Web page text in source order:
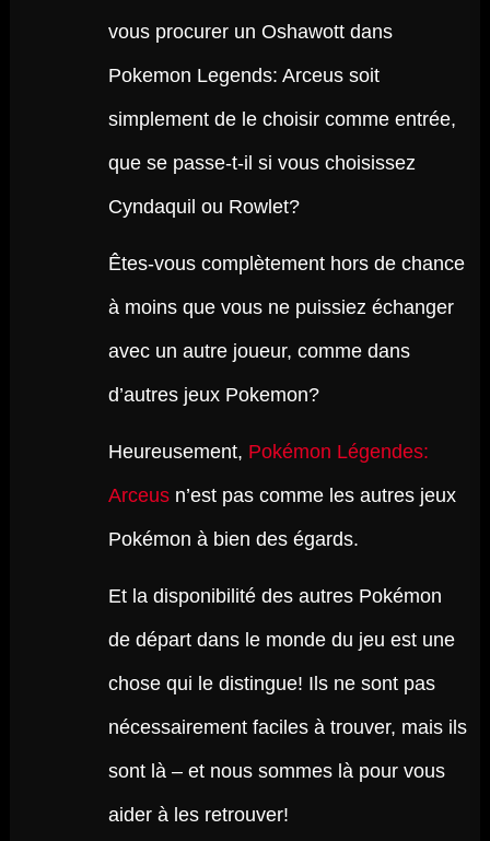
vous procurer un Oshawott dans
Pokemon Legends: Arceus soit
simplement de le choisir comme entrée,
que se passe-t-il si vous choisissez
Cyndaquil ou Rowlet?
Êtes-vous complètement hors de chance
à moins que vous ne puissiez échanger
avec un autre joueur, comme dans
d’autres jeux Pokemon?
Heureusement, Pokémon Légendes:
Arceusn’est pas comme les autres jeux
Pokémon à bien des égards.
Et la disponibilité des autres Pokémon
de départ dans le monde du jeu est une
chose qui le distingue! Ils ne sont pas
nécessairement faciles à trouver, mais ils
sont là – et nous sommes là pour vous
aider à les retrouver!